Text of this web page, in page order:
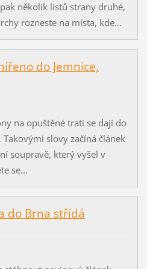
několik listů strany druhé,
rozneste na místa, kde...
do Jemnice,
na opuštěné trati se dají do
slovy začíná článek
soupravě, který vyšel v
se...
do Brna střídá